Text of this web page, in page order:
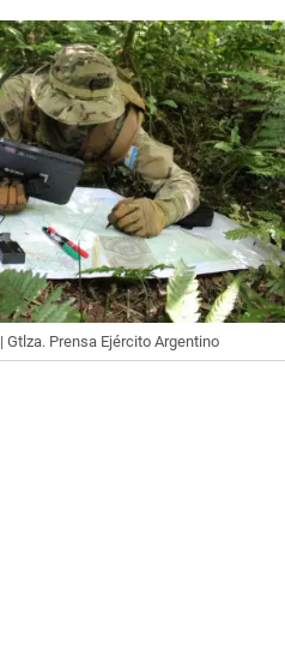
| Gtlza. Prensa Ejército Argentino